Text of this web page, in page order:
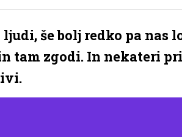
še bolj redko pa nas
tam zgodi. In nekateri